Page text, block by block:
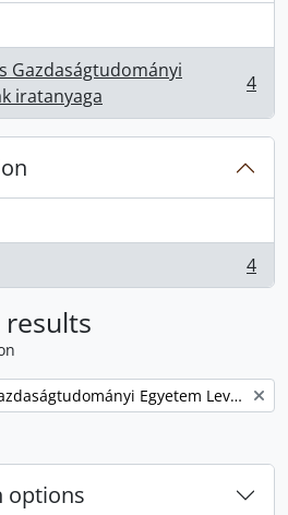
Gazdaságtudományi
iratanyaga
4
4
Budapesti Műszaki és Gazdaságtudományi Egyetem Levéltárának iratanyaga
options